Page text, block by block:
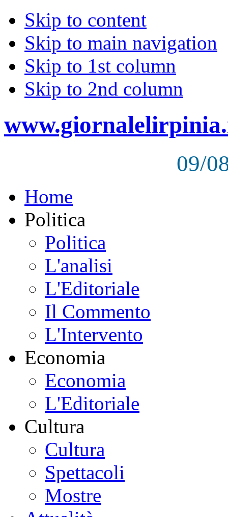
Skip to content
Skip to main navigation
Skip to 1st column
Skip to 2nd column
09/
Home
Politica
Politica
L'analisi
L'Editoriale
Il Commento
L'Intervento
Economia
Economia
L'Editoriale
Cultura
Cultura
Spettacoli
Mostre